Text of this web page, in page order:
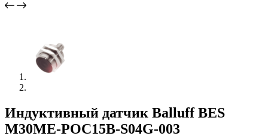
Индуктивный датчик Balluff BES
M30ME-POC15B-S04G-003